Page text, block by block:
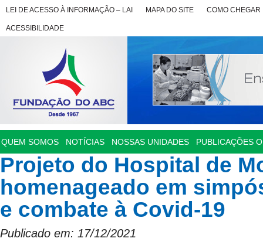
LEI DE ACESSO À INFORMAÇÃO – LAI MAPA DO SITE COMO CHEGAR
ACESSIBILIDADE
QUEM SOMOS NOTÍCIAS NOSSAS UNIDADES PUBLICAÇÕES
Projeto do Hospital de
homenageado em
e combate à Covid-19
Publicado em: 17/12/2021